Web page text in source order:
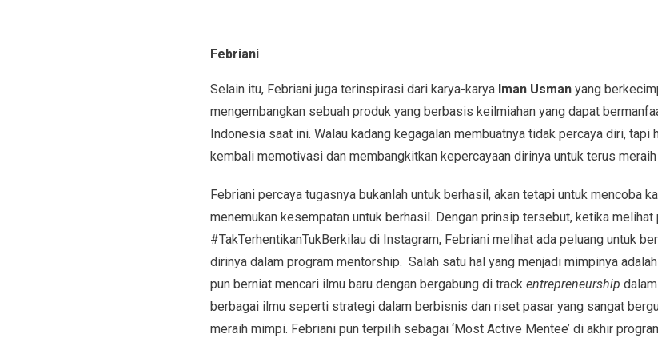
Febriani
Selain itu, Febriani juga terinspirasi dari karya-karya Iman Usmanyang
mengembangkan sebuah produk yang berbasis keilmiahan yang dapat
Indonesia saat ini. Walau kadang kegagalan membuatnya tidak percaya diri,
kembali memotivasi dan membangkitkan kepercayaan dirinya untuk terus
Febriani percaya tugasnya bukanlah untuk berhasil, akan tetapi untuk mencoba
menemukan kesempatan untuk berhasil. Dengan prinsip tersebut, ketika melihat
#TakTerhentikanTukBerkilau di Instagram, Febriani melihat ada peluang untuk
dirinya dalam program mentorship. Salah satu hal yang menjadi mimpinya
pun berniat mencari ilmu baru dengan bergabung di track entrepreneurship
berbagai ilmu seperti strategi dalam berbisnis dan riset pasar yang sangat
meraih mimpi. Febriani pun terpilih sebagai ‘Most Active Mentee’ di akhir